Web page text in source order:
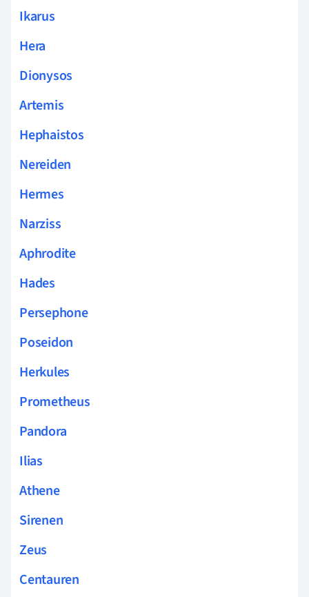
Ikarus
Hera
Dionysos
Artemis
Hephaistos
Nereiden
Hermes
Narziss
Aphrodite
Hades
Persephone
Poseidon
Herkules
Prometheus
Pandora
Ilias
Athene
Sirenen
Zeus
Centauren